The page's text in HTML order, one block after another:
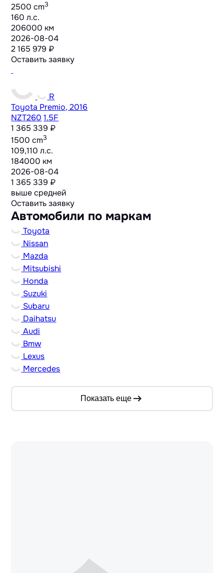
2500 cm3
160 л.с.
206000 км
2026-08-04
2 165 979 ₽
Оставить заявку
R
Toyota Premio, 2016
NZT260 1.5F
1 365 339 ₽
1500 cm3
109,110 л.с.
184000 км
2026-08-04
1 365 339 ₽
выше средней
Оставить заявку
Автомобили по маркам
Toyota
Nissan
Mazda
Mitsubishi
Honda
Suzuki
Subaru
Daihatsu
Audi
Bmw
Lexus
Mercedes
Показать еще